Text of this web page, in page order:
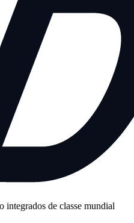
integrados de classe mundial